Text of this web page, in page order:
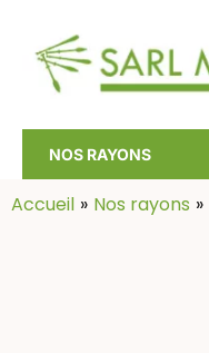
NOS RAYONS
Accueil Nos rayons